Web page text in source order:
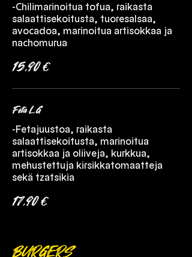
-Chilimarinoitua tofua, raikasta
salaattisekoitusta, tuoresalsaa,
avocadoa, marinoitua artisokkaa ja
nachomurua
15,90 €
Feta L,G
-Fetajuustoa, raikasta
salaattisekoitusta, marinoitua
artisokkaa ja oliiveja, kurkkua,
mehustettuja kirsikkatomaatteja
sekä tzatsikia
17,90 €
BURGERS